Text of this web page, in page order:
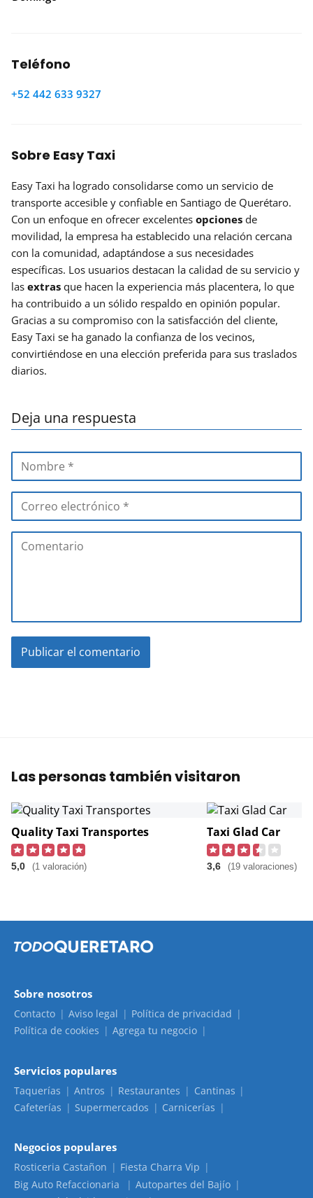
Teléfono
+52 442 633 9327
Sobre Easy Taxi
Easy Taxi ha logrado consolidarse como un servicio de
transporte accesible y confiable en Santiago de Querétaro.
Con un enfoque en ofrecer excelentes opciones de
movilidad, la empresa ha establecido una relación cercana
con la comunidad, adaptándose a sus necesidades
específicas. Los usuarios destacan la calidad de su servicio y
las extras que hacen la experiencia más placentera, lo que
ha contribuido a un sólido respaldo en opinión popular.
Gracias a su compromiso con la satisfacción del cliente,
Easy Taxi se ha ganado la confianza de los vecinos,
convirtiéndose en una elección preferida para sus traslados
diarios.
Deja una respuesta
Las personas también visitaron
Quality Taxi Transportes
5,0 (1 valoración)
Taxi Glad Car
3,6 (19 valoraciones)
Sobre nosotros
Contacto Aviso legal
Política de privacidad
Política de cookies
Agrega tu negocio
Servicios populares
Taquerías Antros Restaurantes
Cantinas
Cafeterías
Supermercados Carnicerías
Negocios populares
Rosticeria Castañon
Fiesta Charra Vip
Big Auto Refaccionaria
Autopartes del Bajío